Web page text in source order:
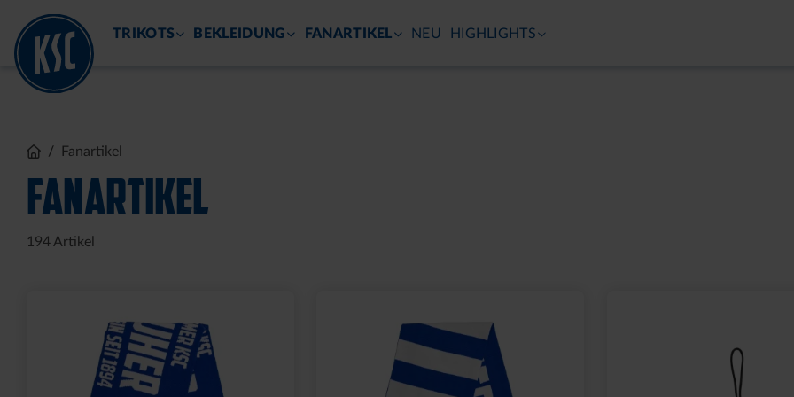
ZUM
INHALT
KSC.DE
Fanartikel
FANARTIKEL
194 Artikel